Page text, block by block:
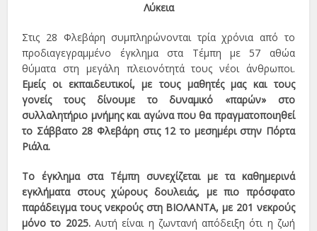
Λύκεια
Στις 28 Φλεβάρη συμπληρώνονται τρία χρόνια από το
προδιαγεγραμμένο έγκλημα στα Τέμπη με 57 αθώα
θύματα στη μεγάλη πλειονότητά τους νέοι άνθρωποι.
Εμείς οι εκπαιδευτικοί, με τους μαθητές μας και τους
γονείς τους δίνουμε το δυναμικό «παρών» στο
συλλαλητήριο μνήμης και αγώνα που θα πραγματοποιηθεί
το Σάββατο 28 Φλεβάρη στις 12 το μεσημέρι στην Πόρτα
Ριάλα.
Το έγκλημα στα Τέμπη συνεχίζεται με τα καθημερινά
εγκλήματα στους χώρους δουλειάς, με πιο πρόσφατο
παράδειγμα τους νεκρούς στη ΒΙΟΛΑΝΤΑ, με 201 νεκρούς
μόνο το 2025.Αυτή είναι η ζωντανή απόδειξη ότι η ζωή